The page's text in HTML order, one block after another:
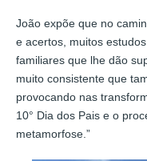
João expõe que no
e acertos, muitos
familiares que lhe dão
muito consistente que
provocando nas
10° Dia dos Pais e o
metamorfose.”